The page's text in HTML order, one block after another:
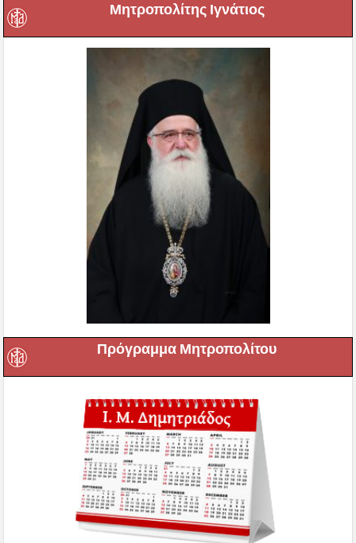
Μητροπολίτης Ιγνάτιος
Πρόγραμμα Μητροπολίτου